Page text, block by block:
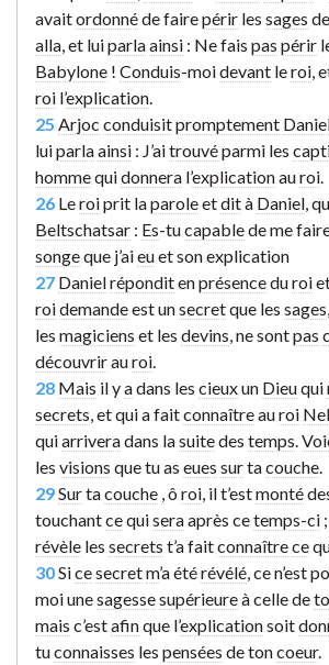
avaitordonnéde fairepérir les sages de
alla , et luiparlaainsi : Ne fais pas périr
Babylone ! Conduis-moidevant leroi ,
roi l’explication
25 Arjoc conduisitpromptement
luiparlaainsi : J’aitrouvéparmi les
hommequidonnera l’explicationauroi
26 Leroiprit laparoleetdità Daniel ,
Beltschatsar : Es-tucapablede me
songeque j’aieuet son explication
27 Danielréponditenprésenceduroi
roidemandeest unsecretque les sages
les magiciens et les devins , ne sontpas
découvrirauroi
28 Mais il yadans les cieuxun Dieuqui
secrets , et qui a faitconnaîtreauroi
quiarriveradans lasuitedes temps
les visions que tu as eues surtacouche
29Surtacouche ô roi , il t’estmonté
touchantcequiseraaprès cetemps-ci
révèle les secrets t’a faitconnaîtrece
30Sicesecretm’a étérévélé , ce n’est
moi unesagessesupérieureà celle de
mais c’estafinque l’explicationsoit
tuconnaisses les pensées de toncoeur.